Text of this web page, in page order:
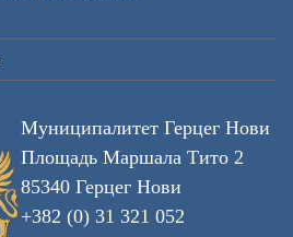
Муниципалитет Герцег Нови
Площадь Маршала Тито 2
85340 Герцег Нови
+382 (0) 31 321 052